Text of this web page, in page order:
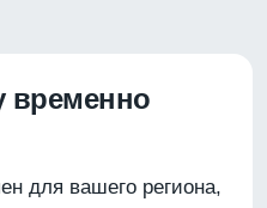
временно
для вашего региона,